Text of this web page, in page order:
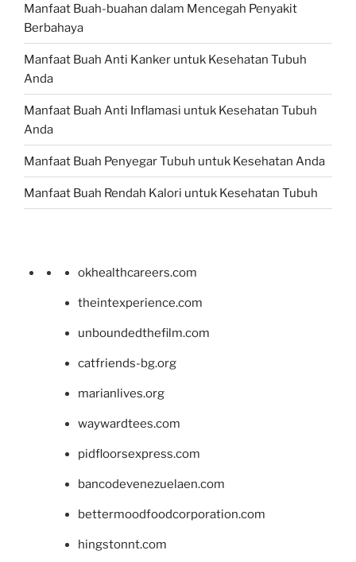
Manfaat Buah-buahan dalam Mencegah Penyakit
Berbahaya
Manfaat Buah Anti Kanker untuk Kesehatan Tubuh
Anda
Manfaat Buah Anti Inflamasi untuk Kesehatan Tubuh
Anda
Manfaat Buah Penyegar Tubuh untuk Kesehatan Anda
Manfaat Buah Rendah Kalori untuk Kesehatan Tubuh
okhealthcareers.com
theintexperience.com
unboundedthefilm.com
catfriends-bg.org
marianlives.org
waywardtees.com
pidfloorsexpress.com
bancodevenezuelaen.com
bettermoodfoodcorporation.com
hingstonnt.com